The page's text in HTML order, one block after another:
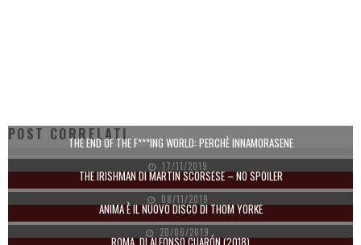
POST CORRELATITHE END OF THE F***ING WORLD: PERCHÈ INNAMORASENE
17/11/2019
THE IRISHMAN DI MARTIN SCORSESE – NO SPOILER
08/11/2019
ANIMA È IL NUOVO DISCO DI THOM YORKE
20/06/2019
ROMA, DI ALFONSO CUARÓN (2018)